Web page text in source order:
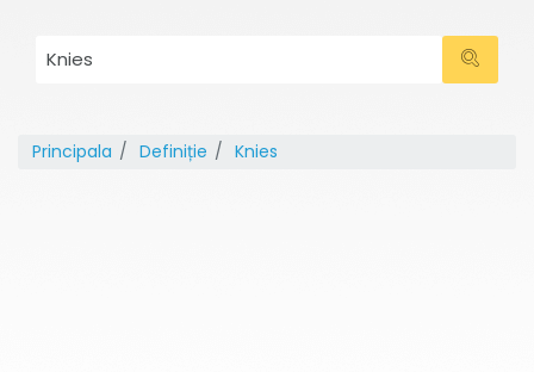
Principala Definiție Knies